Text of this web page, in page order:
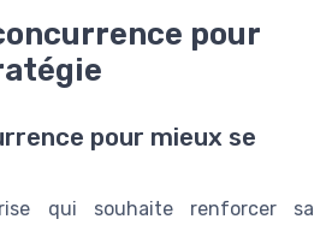
pour
pour mieux se
qui souhaite renforcer sa